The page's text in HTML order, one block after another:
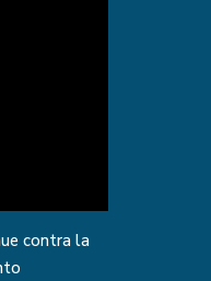
contra la